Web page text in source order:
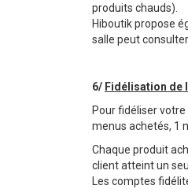
produits chauds).
Hiboutik propose
salle peut
6/ Fidélisation de
Pour fidéliser
menus achetés, 1
Chaque produit
client atteint un
Les comptes